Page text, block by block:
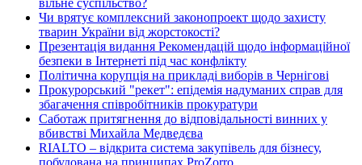
Чи врятує комплексний законопроект щодо захисту
тварин України від жорстокості?
Презентація видання Рекомендацій щодо інформаційної
безпеки в Інтернеті під час конфлікту
Політична корупція на прикладі виборів в Чернігові
Прокурорський "рекет": епідемія надуманих справ для
збагачення співробітників прокуратури
Саботаж притягнення до відповідальності винних у
вбивстві Михайла Медведєва
RIALTO – відкрита система закупівель для бізнесу,
побудована на принципах ProZorro